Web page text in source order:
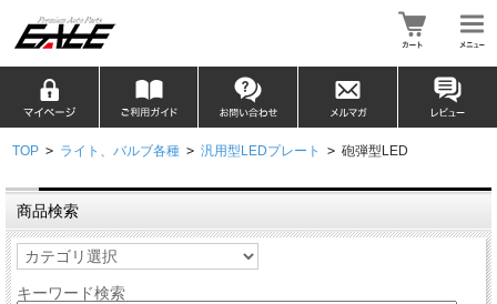
TOP > ライト、バルブ各種 > 汎用型LEDプレート > 砲弾型LED
商品検索
キーワード検索